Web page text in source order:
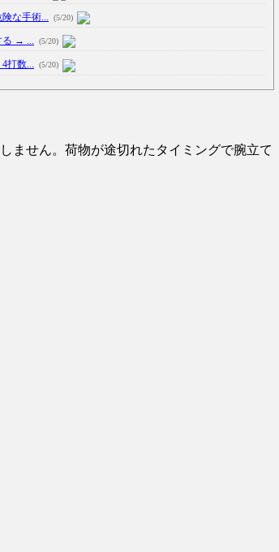
な手術... (5/20)
る → ... (5/20)
打数... (5/20)
6選
ません。荷物が途切れたタイミングで腕立て